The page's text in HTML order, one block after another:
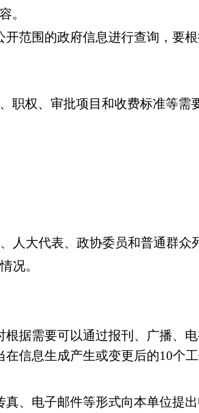
。
围的政府信息进行查询，要
权、审批项目和收费标准等需
大代表、政协委员和普通群众
况。
需要可以通过报刊、广播、电
信息生成产生或变更后的10个
电子邮件等形式向本单位提